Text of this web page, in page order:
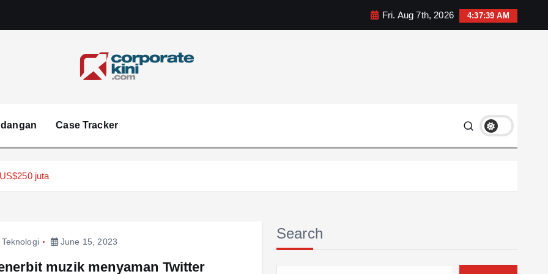
Fri. Aug 7th, 2026 4:37:40 AM
Case Tracker
juta
Teknologi June 15, 2023
muzik menyaman Twitter
Search